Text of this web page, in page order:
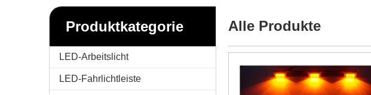
Produktkategorie
LED-Arbeitslicht
LED-Fahrlichtleiste
Alle Produkte